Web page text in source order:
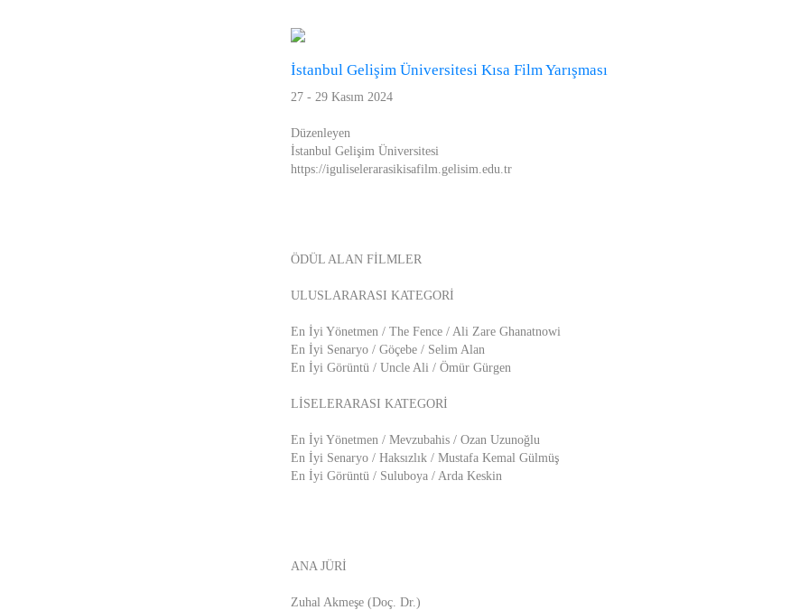
İstanbul Gelişim Üniversitesi Kısa Film Yarışması
27 - 29 Kasım 2024
Düzenleyen
İstanbul Gelişim Üniversitesi
https://iguliselerarasikisafilm.gelisim.edu.tr
ÖDÜL ALAN FİLMLER
ULUSLARARASI KATEGORİ
En İyi Yönetmen / The Fence / Ali Zare Ghanatnowi
En İyi Senaryo / Göçebe / Selim Alan
En İyi Görüntü / Uncle Ali / Ömür Gürgen
LİSELERARASI KATEGORİ
En İyi Yönetmen / Mevzubahis / Ozan Uzunoğlu
En İyi Senaryo / Haksızlık / Mustafa Kemal Gülmüş
En İyi Görüntü / Suluboya / Arda Keskin
ANA JÜRİ
Zuhal Akmeşe (Doç. Dr.)